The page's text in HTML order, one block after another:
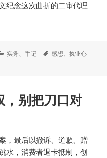
纪念这次曲折的二审代理
分
实务、手记
标
感想、执业心
代理过程
，别把刀口对
，最后以撤诉、道歉、赠
水，消费者退卡抵制，创